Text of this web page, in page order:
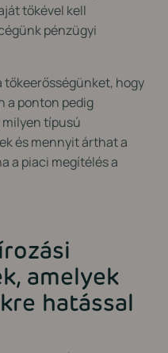
tőkével kell
pénzügyi
tőkeerősségünket, hogy
a ponton pedig
milyen típusú
és mennyit árthat a
a piaci megítélés a
amelyek
hatással